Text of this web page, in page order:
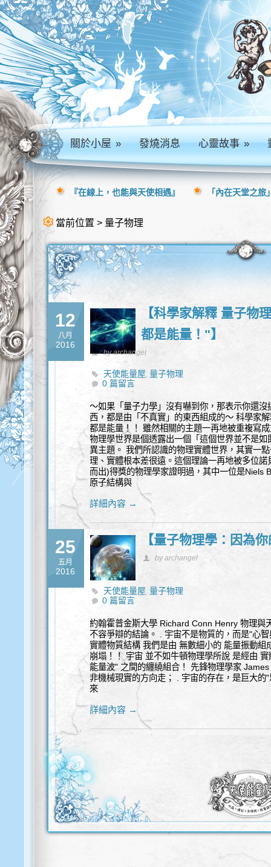
關於小屋» 發燒消息 心靈故事»
當前位置 > 量子物理
12
八月
2016
【科學家解釋 量子物
都是能量！"】
by archangel
天使能量屋,量子物理
0 篇留言
～如果「量子力學」沒有嚇到你，那表示你還
西，都是由「不真實」的東西組成的～ 科學家
都是能量！！ 雖然相關的主題一再地被重複寫
物理學世界是個透露出一個「這個世界並不是
異主題。 我們所認識的物理實體世界，其實一
理、實體根本差很遠。這個理論一再地被多位
而出)得獎的物理學家證明過，其中一位是Niels
原子結構與
詳細內容 →
25
五月
2016
【量子物理學：因為
by archangel
天使能量屋,量子物理
0 篇留言
約翰霍普金斯大學 Richard Conn Henry 物理與
不容爭辯的結論。 . 宇宙不是物質的，而是"心
實體物質結構 我們是由 無數細小的 能量振動
崩塌！！ 宇宙 並不如牛頓物理學所說 是經由
能量波" 之間的纏繞組合！ 先鋒物理學家
非機械現實的方向走； . 宇宙的存在，是巨大
來
詳細內容 →
『在線上，也能與天使相遇』 「內在天堂之